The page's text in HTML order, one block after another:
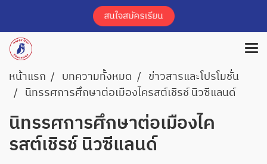
หน้าแรก บทความทั้งหมด
ข่าวสารและโปรโมชั่น
นิทรรศการศึกษาต่อเมืองไครสต์เชิรช์ นิวซีแลนด์
นิทรรศการศึกษาต่อเมืองไค
รสต์เชิรช์ นิวซีแลนด์